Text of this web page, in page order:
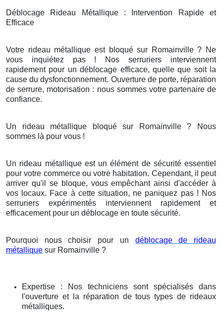
Déblocage Rideau Métallique : Intervention Rapide et
Efficace
Votre rideau métallique est bloqué sur Romainville ? Ne
vous inquiétez pas ! Nos serruriers interviennent
rapidement pour un déblocage efficace, quelle que soit la
cause du dysfonctionnement. Ouverture de porte, réparation
de serrure, motorisation : nous sommes votre partenaire de
confiance.
Un rideau métallique bloqué sur Romainville ? Nous
sommes là pour vous !
Un rideau métallique est un élément de sécurité essentiel
pour votre commerce ou votre habitation. Cependant, il peut
arriver qu'il se bloque, vous empêchant ainsi d'accéder à
vos locaux. Face à cette situation, ne paniquez pas ! Nos
serruriers expérimentés interviennent rapidement et
efficacement pour un déblocage en toute sécurité.
Pourquoi nous choisir pour un déblocage de rideau
métallique sur Romainville ?
Expertise : Nos techniciens sont spécialisés dans
l'ouverture et la réparation de tous types de rideaux
métalliques.